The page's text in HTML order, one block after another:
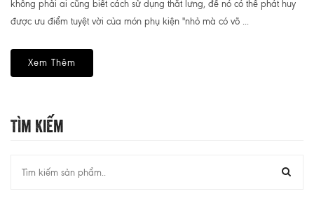
không phải ai cũng biết cách sử dụng thắt lưng, để nó có thể phát huy
được ưu điểm tuyệt vời của món phụ kiện "nhỏ mà có võ ...
Xem Thêm
Tìm Kiếm